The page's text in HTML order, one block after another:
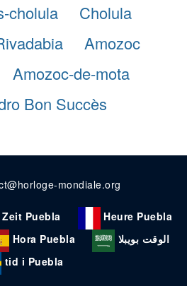
cholula
Cholula
Amozoc
Amozoc-de-mota
Bon Succès
mondiale.org
Zeit Puebla
Heure Puebla
Hora Puebla
الوقت بويبلا
tid i Puebla